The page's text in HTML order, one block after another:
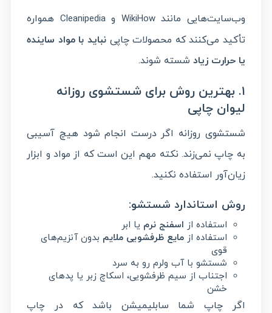
وب‌سایت‌هایی مانندWikiHow وCleanipedia همواره
تأکید می‌کنند که محصولات چاپینباید با مواد ساینده
یا حرارت زیاد شسته شوند.
۱. بهترین روش برای شستشوی روزانه
لیوان چاپی
شستشوی روزانه اگر درست انجام شود هیچ آسیبی
به چاپ نمی‌زند. نکته مهم این است که از مواد و ابزار
زیان‌آور استفاده نکنید.
روش استاندارد شستشو:
استفاده از اسفنج نرم یا ابر
استفاده ازمایع ظرفشویی ملایم بدون آنزیم‌های
قوی
شستشو با آب ولرم رو به سرد
اجتناب از سیم ظرفشویی، اسکاچ زبر یا پدهای
خشن
اگر چاپ شما سابلیمیشن باشد که در چاپ